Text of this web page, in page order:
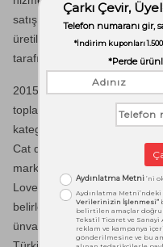
satış noktasında tüketicilere
üretildiği tesislerin kalite
tarafından verilen
2015 yılında yapılan Ipsos
toplam yüzde 99 marka
kategorisinde yüzde 66’lık
Cat dergisi tarafından
markası araştırmasında
Lovemark’ı seçilirken, aynı
belirlendiği Superbrands
ünvanını almıştır. Ayrıca